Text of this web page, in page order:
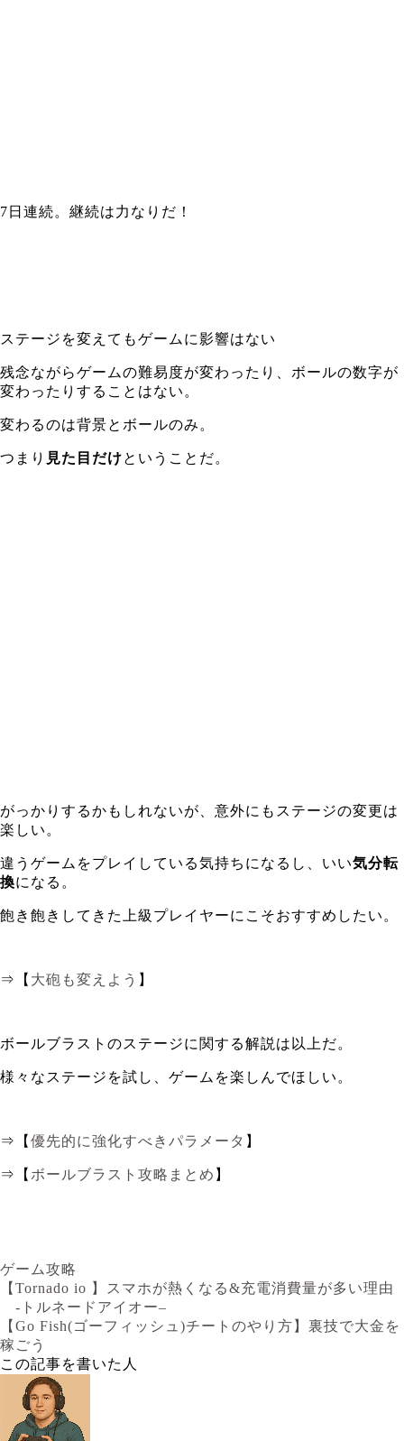
7日連続。継続は力なりだ！
ステージを変えてもゲームに影響はない
残念ながらゲームの難易度が変わったり、ボールの数字が
変わったりすることはない。
変わるのは背景とボールのみ。
つまり 見た目だけということだ。
がっかりするかもしれないが、意外にもステージの変更は
楽しい。
違うゲームをプレイしている気持ちになるし、いい気分転
換になる。
飽き飽きしてきた上級プレイヤーにこそおすすめしたい。
⇒【 大砲も変えよう 】
ボールブラストのステージに関する解説は以上だ。
様々なステージを試し、ゲームを楽しんでほしい。
⇒【 優先的に強化すべきパラメータ 】
⇒【 ボールブラスト攻略まとめ 】
ゲーム攻略
【Tornado io 】スマホが熱くなる&充電消費量が多い理由
-トルネードアイオー–
【Go Fish(ゴーフィッシュ)チートのやり方】裏技で大金を
稼ごう
この記事を書いた人